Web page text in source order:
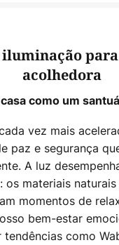
acolhedora
como um
vez mais
paz e segurança
A luz
os materiais
momentos de
bem-estar
como